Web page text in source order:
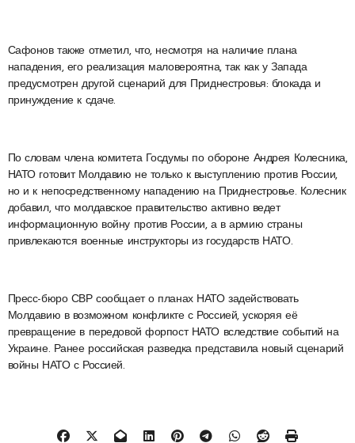
Сафонов также отметил, что, несмотря на наличие плана
нападения, его реализация маловероятна, так как у Запада
предусмотрен другой сценарий для Приднестровья: блокада и
принуждение к сдаче.
По словам члена комитета Госдумы по обороне Андрея Колесника,
НАТО готовит Молдавию не только к выступлению против России,
но и к непосредственному нападению на Приднестровье. Колесник
добавил, что молдавское правительство активно ведет
информационную войну против России, а в армию страны
привлекаются военные инструкторы из государств НАТО.
Пресс-бюро СВР сообщает о планах НАТО задействовать
Молдавию в возможном конфликте с Россией, ускоряя её
превращение в передовой форпост НАТО вследствие событий на
Украине. Ранее российская разведка представила новый сценарий
войны НАТО с Россией.